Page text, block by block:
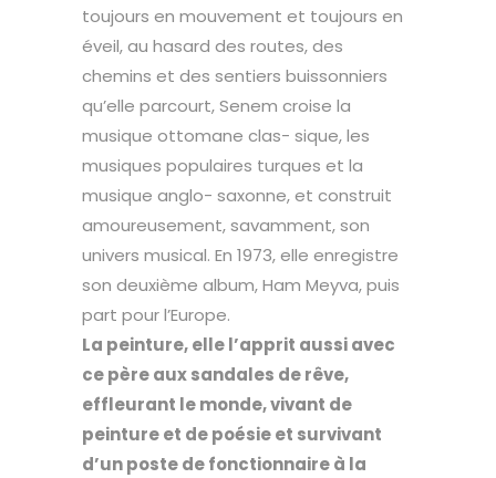
toujours en mouvement et toujours en
éveil, au hasard des routes, des
chemins et des sentiers buissonniers
qu’elle parcourt, Senem croise la
musique ottomane clas- sique, les
musiques populaires turques et la
musique anglo- saxonne, et construit
amoureusement, savamment, son
univers musical. En 1973, elle enregistre
son deuxième album, Ham Meyva, puis
part pour l’Europe.
La peinture, elle l’apprit aussi avec
ce père aux sandales de rêve,
effleurant le monde, vivant de
peinture et de poésie et survivant
d’un poste de fonctionnaire à la